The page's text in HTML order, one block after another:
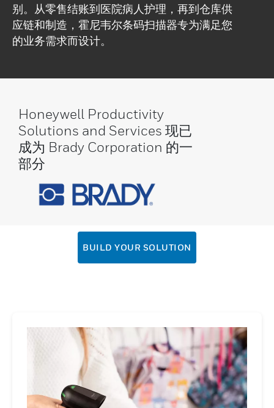
别。从零售结账到医院病人护理，再到仓库供
应链和制造，霍尼韦尔条码扫描器专为满足您
的业务需求而设计。
Honeywell Productivity
Solutions and Services 现已
成为 Brady Corporation 的一
部分
BUILD YOUR SOLUTION